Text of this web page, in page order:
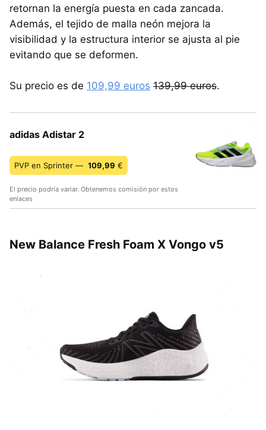
retornan la energía puesta en cada zancada.
Además, el tejido de malla neón mejora la
visibilidad y la estructura interior se ajusta al pie
evitando que se deformen.
Su precio es de 109,99 euros 139,99 euros.
adidas Adistar 2
PVP en Sprinter — 109,99 €
El precio podría variar. Obtenemos comisión por estos
enlaces
New Balance Fresh Foam X Vongo v5